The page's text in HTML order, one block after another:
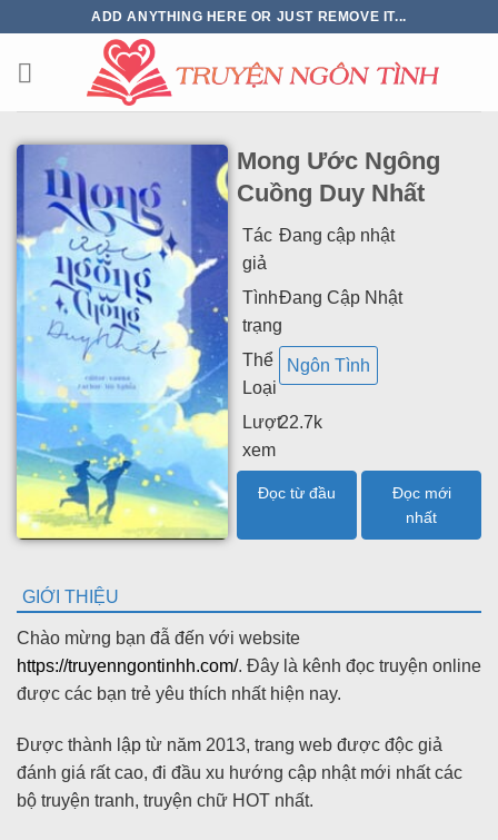
ADD ANYTHING HERE OR JUST REMOVE IT...
Mong Ước Ngông
Cuồng Duy Nhất
Tác
giả
Đang cập nhật
Tình
trạng
Đang Cập Nhật
Thể
Loại
Ngôn Tình
Lượt
xem
22.7k
Đọc từ đầu
Đọc mới
nhất
GIỚI THIỆU
Chào mừng bạn đẫ đến với website
https://truyenngontinhh.com/. Đây là kênh đọc truyện online
được các bạn trẻ yêu thích nhất hiện nay.
Được thành lập từ năm 2013, trang web được độc giả
đánh giá rất cao, đi đầu xu hướng cập nhật mới nhất các
bộ truyện tranh, truyện chữ HOT nhất.